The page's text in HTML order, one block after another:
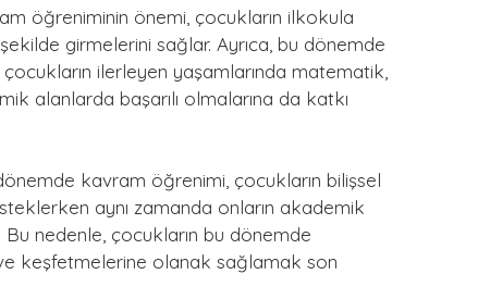
öğreniminin önemi, çocukların ilkokula
girmelerini sağlar. Ayrıca, bu dönemde
ilerleyen yaşamlarında matematik,
alanlarda başarılı olmalarına da katkı
kavram öğrenimi, çocukların bilişsel
aynı zamanda onların akademik
Bu nedenle, çocukların bu dönemde
keşfetmelerine olanak sağlamak son